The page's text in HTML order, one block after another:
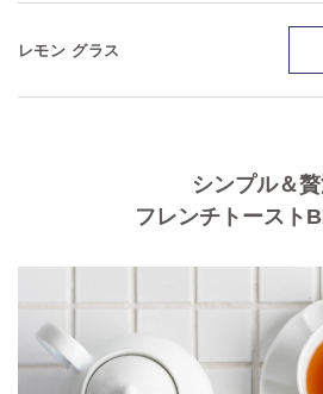
レモン グラス
シンプル＆
フレンチトースト